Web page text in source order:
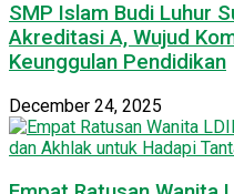
SMP Islam Budi Luhur
Akreditasi A, Wujud
Keunggulan Pendidikan
December 24, 2025